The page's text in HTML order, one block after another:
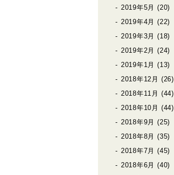
2019年5月 (20)
2019年4月 (22)
2019年3月 (18)
2019年2月 (24)
2019年1月 (13)
2018年12月 (26)
2018年11月 (44)
2018年10月 (44)
2018年9月 (25)
2018年8月 (35)
2018年7月 (45)
2018年6月 (40)